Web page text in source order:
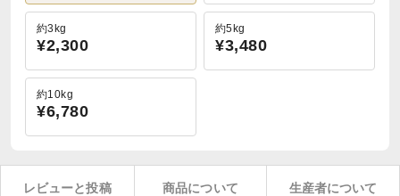
約3kg
¥2,300
約5kg
¥3,480
約10kg
¥6,780
レビューと投稿 商品について 生産者について